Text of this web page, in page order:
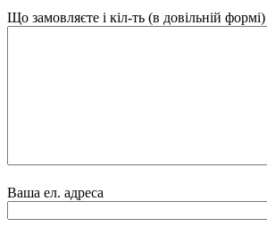
Що замовляєте і кіл-ть (в довільній формі)
Ваша ел. адреса